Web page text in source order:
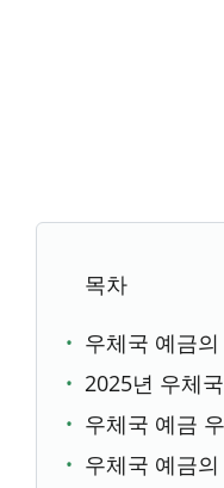
목차
우체국 예금
2025년 우체
우체국 예금
우체국 예금의